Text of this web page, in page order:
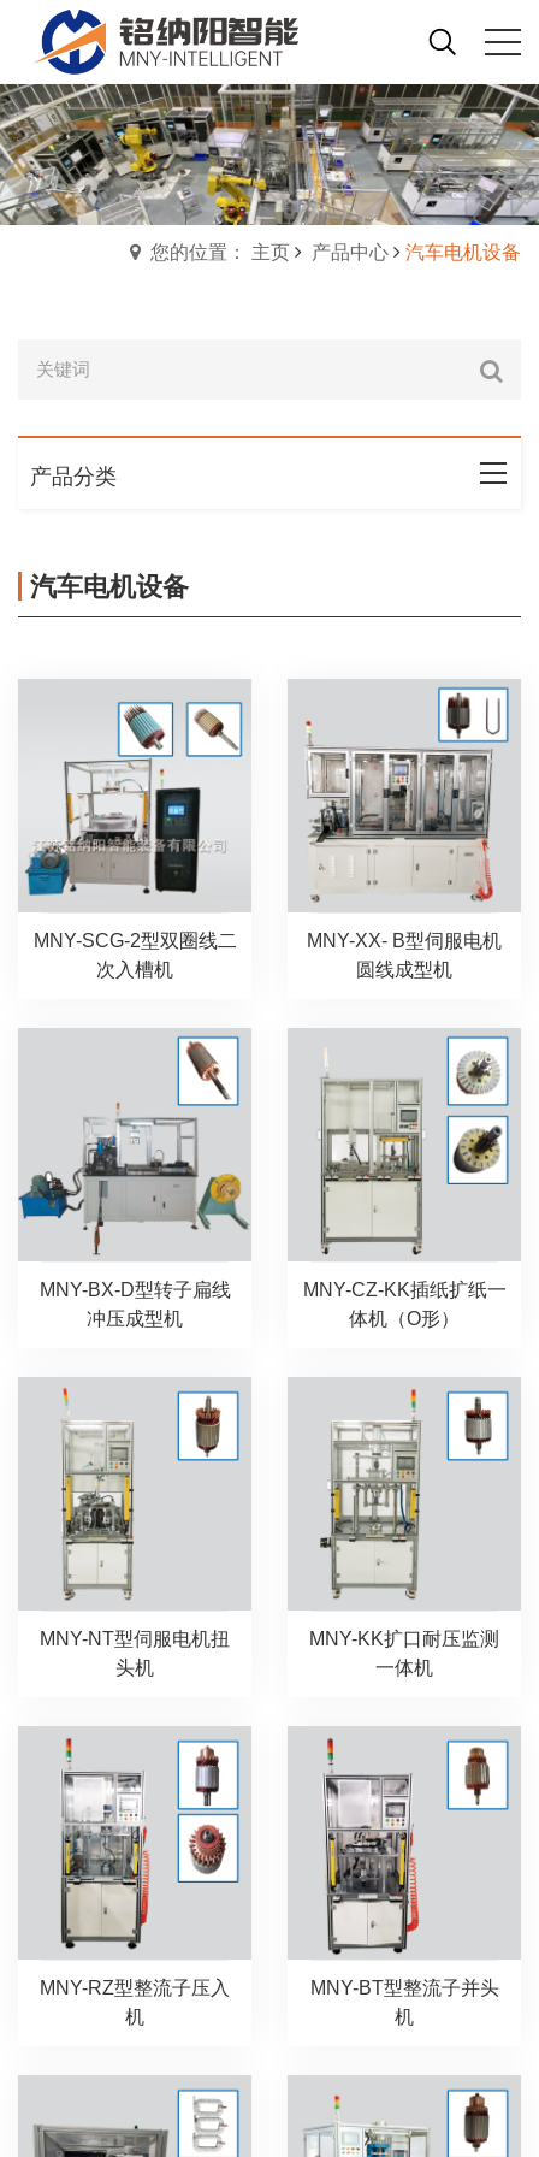
您的位置： 主页 产品中心 汽车电机设备
产品分类
汽车电机设备
MNY-SCG-2型双圈线二
次入槽机
MNY-XX- B型伺服电机
圆线成型机
MNY-BX-D型转子扁线
冲压成型机
MNY-CZ-KK插纸扩纸一
体机（O形）
MNY-NT型伺服电机扭
头机
MNY-KK扩口耐压监测
一体机
MNY-RZ型整流子压入
机
MNY-BT型整流子并头
机